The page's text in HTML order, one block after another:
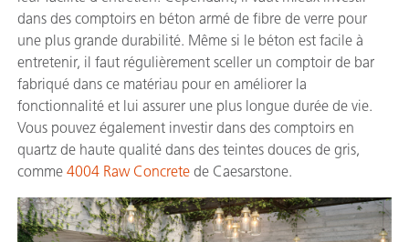
dans des comptoirs en béton armé de fibre de verre pour
une plus grande durabilité. Même si le béton est facile à
entretenir, il faut régulièrement sceller un comptoir de bar
fabriqué dans ce matériau pour en améliorer la
fonctionnalité et lui assurer une plus longue durée de vie.
Vous pouvez également investir dans des comptoirs en
quartz de haute qualité dans des teintes douces de gris,
comme 4004 Raw Concrete de Caesarstone.